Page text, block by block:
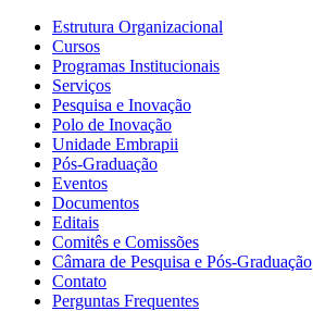
Estrutura Organizacional
Cursos
Programas Institucionais
Serviços
Pesquisa e Inovação
Polo de Inovação
Unidade Embrapii
Pós-Graduação
Eventos
Documentos
Editais
Comitês e Comissões
Câmara de Pesquisa e Pós-Graduação
Contato
Perguntas Frequentes